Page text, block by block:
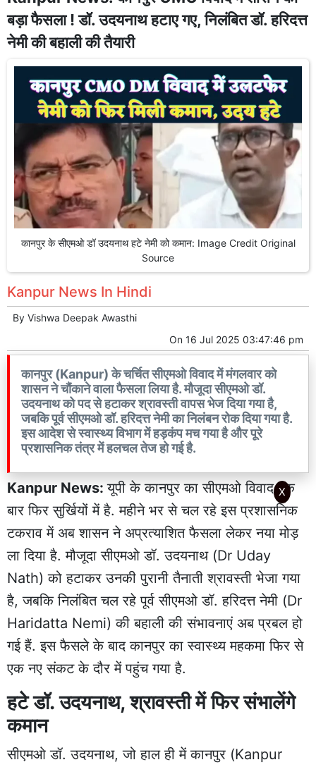
बड़ा फैसला ! डॉ. उदयनाथ हटाए गए, निलंबित डॉ. हरिदत्त
नेमी की बहाली की तैयारी
कानपुर के सीएमओ डॉ उदयनाथ हटे नेमी को कमान: Image Credit Original
Source
Kanpur News In Hindi
By Vishwa Deepak Awasthi
On 16 Jul 2025 03:47:46 pm
कानपुर (Kanpur) के चर्चित सीएमओ विवाद में मंगलवार को
शासन ने चौंकाने वाला फैसला लिया है. मौजूदा सीएमओ डॉ.
उदयनाथ को पद से हटाकर श्रावस्ती वापस भेज दिया गया है,
जबकि पूर्व सीएमओ डॉ. हरिदत्त नेमी का निलंबन रोक दिया गया है.
इस आदेश से स्वास्थ्य विभाग में हड़कंप मच गया है और पूरे
प्रशासनिक तंत्र में हलचल तेज हो गई है.
Kanpur News:यूपी के कानपुर का सीएमओ विवाद एक
बार फिर सुर्खियों में है. महीने भर से चल रहे इस प्रशासनिक
टकराव में अब शासन ने अप्रत्याशित फैसला लेकर नया मोड़
ला दिया है. मौजूदा सीएमओ डॉ. उदयनाथ (Dr Uday
Nath) को हटाकर उनकी पुरानी तैनाती श्रावस्ती भेजा गया
है, जबकि निलंबित चल रहे पूर्व सीएमओ डॉ. हरिदत्त नेमी (Dr
Haridatta Nemi) की बहाली की संभावनाएं अब प्रबल हो
गई हैं. इस फैसले के बाद कानपुर का स्वास्थ्य महकमा फिर से
एक नए संकट के दौर में पहुंच गया है.
हटे डॉ. उदयनाथ, श्रावस्ती में फिर संभालेंगे
कमान
सीएमओ डॉ. उदयनाथ, जो हाल ही में कानपुर (Kanpur
X